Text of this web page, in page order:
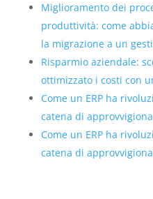
Miglioramento dei
produttività: come
la migrazione a un
Risparmio aziendale:
ottimizzato i costi con
Come un ERP ha
catena di
Come un ERP ha
catena di